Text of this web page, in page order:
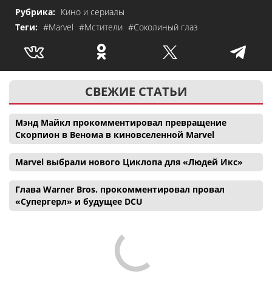
Рубрика: Кино и сериалы
Теги: #Marvel #Мстители #Соколиный глаз
СВЕЖИЕ СТАТЬИ
Мэнд Майкл прокомментировал превращение
Скорпион в Венома в киновселенной Marvel
Marvel выбрали нового Циклопа для «Людей Икс»
Глава Warner Bros. прокомментировал провал
«Супергерл» и будущее DCU